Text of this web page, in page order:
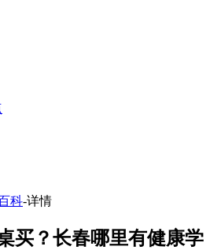
科-详情
买？长春哪里有健康学